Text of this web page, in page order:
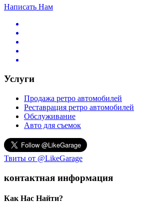
Написать Нам
Услуги
Продажа ретро автомобилей
Реставрация ретро автомобилей
Обслуживание
Авто для съемок
Твиты от @LikeGarage
контактная информация
Как Нас Найти?